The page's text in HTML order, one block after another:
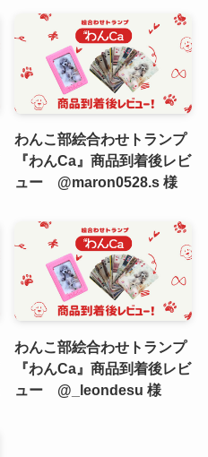
わんこ部絵合わせトランプ
『わんCa』商品到着後レビ
ュー @maron0528.s 様
わんこ部絵合わせトランプ
『わんCa』商品到着後レビ
ュー @_leondesu 様